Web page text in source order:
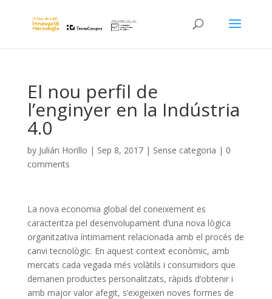
El nou perfil de
l’enginyer en la Indústria
4.0
by Julián Horillo | Sep 8, 2017| Sense categoria | 0
comments
La nova economia global del coneixement es
caracteritza pel desenvolupament d’una nova lògica
organitzativa íntimament relacionada amb el procés de
canvi tecnològic. En aquest context econòmic, amb
mercats cada vegada més volàtils i consumidors que
demanen productes personalitzats, ràpids d’obtenir i
amb major valor afegit, s’exigeixen noves formes de